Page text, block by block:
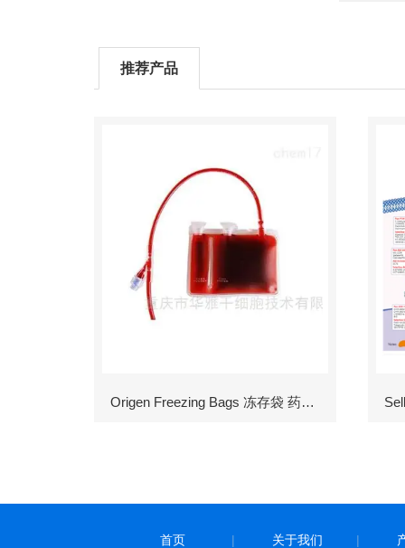
推荐产品
Origen Freezing Bags 冻存袋 药包材
首页 | 关于我们 |